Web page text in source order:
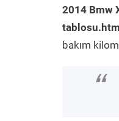
2014 Bmw
tablosu.html
bakım
“